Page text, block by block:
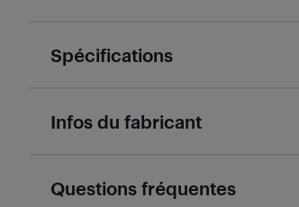
Spécifications
Infos du fabricant
Questions fréquentes